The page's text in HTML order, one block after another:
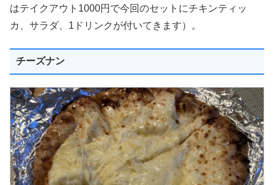
はテイクアウト1000円で今回のセットにチキンティッ
カ、サラダ、1ドリンクが付いてきます）。
チーズナン